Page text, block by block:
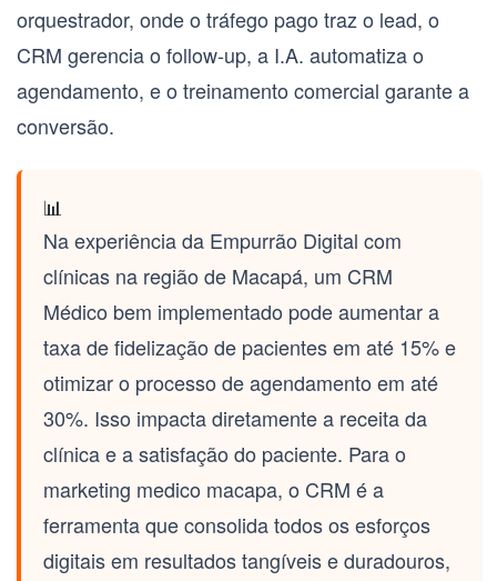
orquestrador, onde o tráfego pago traz o lead, o
CRM gerencia o follow-up, a I.A. automatiza o
agendamento, e o treinamento comercial garante a
conversão.
📊
Na experiência da Empurrão Digital com
clínicas na região de Macapá, um CRM
Médico bem implementado pode aumentar a
taxa de fidelização de pacientes em até 15% e
otimizar o processo de agendamento em até
30%. Isso impacta diretamente a receita da
clínica e a satisfação do paciente. Para o
marketing medico macapa, o CRM é a
ferramenta que consolida todos os esforços
digitais em resultados tangíveis e duradouros,